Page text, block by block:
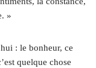
»
: le bonheur, ce
quelque chose